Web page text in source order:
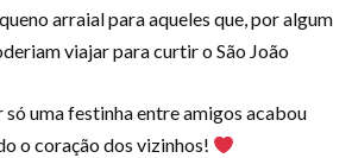
arraial para aqueles que, por algum
viajar para curtir o São João
só uma festinha entre amigos acabou
o coração dos vizinhos!